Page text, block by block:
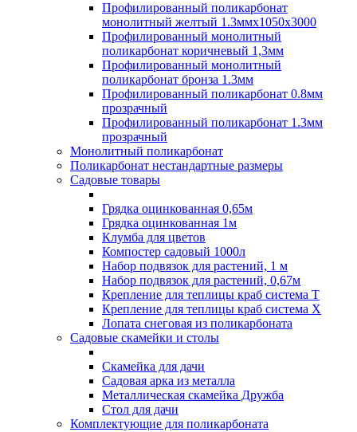
Профилированный поликарбонат
монолитный желтый 1.3ммх1050х3000
Профилированный монолитный
поликарбонат коричневый 1,3мм
Профилированный монолитный
поликарбонат бронза 1.3мм
Профилированный поликарбонат 0.8мм
прозрачный
Профилированный поликарбонат 1.3мм
прозрачный
Монолитный поликарбонат
Поликарбонат нестандартные размеры
Садовые товары
Грядка оцинкованная 0,65м
Грядка оцинкованная 1м
Клумба для цветов
Компостер садовый 1000л
Набор подвязок для растений, 1 м
Набор подвязок для растений, 0,67м
Крепление для теплицы краб система Т
Крепление для теплицы краб система Х
Лопата снеговая из поликарбоната
Садовые скамейки и столы
Скамейка для дачи
Садовая арка из металла
Металлическая скамейка Дружба
Стол для дачи
Комплектующие для поликарбоната